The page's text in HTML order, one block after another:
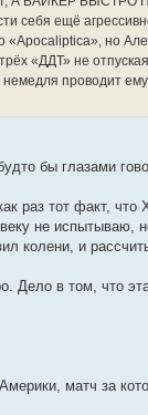
себя ещё
«Apocaliptica», но
«ДДТ» не
и немедля
бы глазами
раз тот факт,
не
колени, и
в том, что
матч за